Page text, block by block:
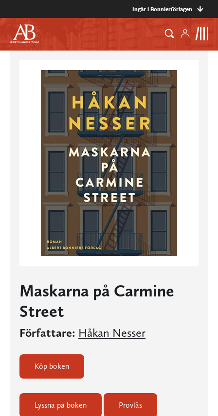
Ingår i Bonnierförlagen
Maskarna på Carmine
Street
Författare: Håkan Nesser
Köp boken
Lyssna på boken Provläs